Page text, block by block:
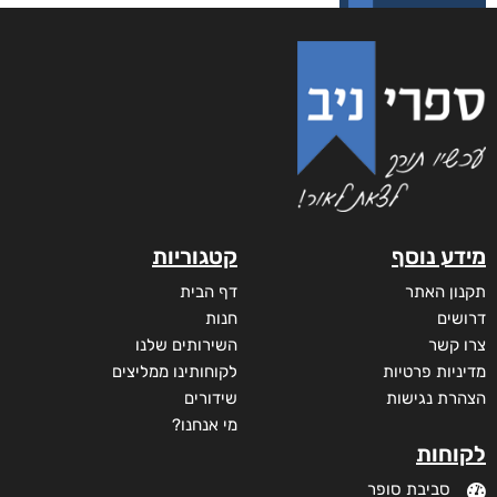
מידע נוסף
תקנון האתר
דרושים
צרו קשר
מדיניות פרטיות
הצהרת נגישות
לקוחות
סביבת סופר
קטגוריות
דף הבית
חנות
השירותים שלנו
לקוחותינו ממליצים
שידורים
מי אנחנו?